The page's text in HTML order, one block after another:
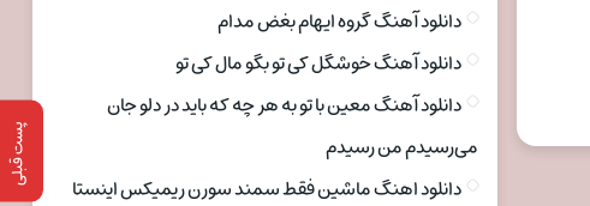
پست قبلی
دانلود آهنگ گروه ایهام بغض مدام
دانلود آهنگ خوشگل کی تو بگو مال کی تو
دانلود آهنگ معین با تو به هر چه که باید در دلو جان
می‌رسیدم من رسیدم
دانلود اهنگ ماشین فقط سمند سورن ریمیکس اینستا